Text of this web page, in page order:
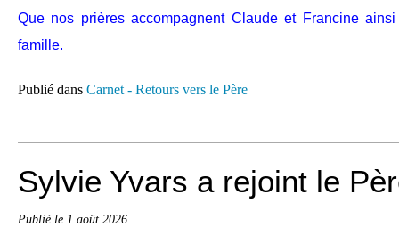
Que nos prières accompagnent Claude et Francine
famille.
Publié dans Carnet - Retours vers le Père
Sylvie Yvars a rejoint le
Publié le 1 août 2026